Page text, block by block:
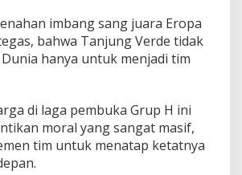
imbang sang juara Eropa
bahwa Tanjung Verde tidak
hanya untuk menjadi tim
di laga pembuka Grup H ini
moral yang sangat masif,
tim untuk menatap ketatnya